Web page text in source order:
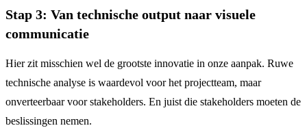
Stap 3: Van technische output naar visuele
communicatie
Hier zit misschien wel de grootste innovatie in onze aanpak. Ruwe
technische analyse is waardevol voor het projectteam, maar
onverteerbaar voor stakeholders. En juist die stakeholders moeten de
beslissingen nemen.